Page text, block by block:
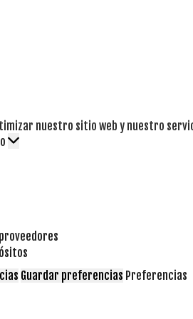
nuestro sitio web y nuestro
Guardar preferencias Preferencias